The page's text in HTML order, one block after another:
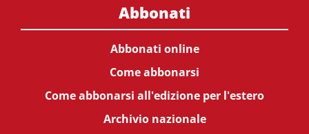
Abbonati
Abbonati online
Come abbonarsi
Come abbonarsi all'edizione per l'estero
Archivio nazionale